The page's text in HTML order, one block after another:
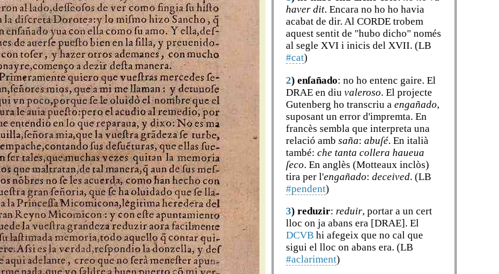
haver dit. Encara no ho ho havia
acabat de dir. Al CORDE trobem
aquest sentit de "hubo dicho" només
al segle XVI i inicis del XVII. (LB
#cat)
2) enſañado: no ho entenc gaire. El
DRAE en diuvaleroso. El projecte
Gutenberg ho transcriu aengañado,
suposant un error d'impremta. En
francès sembla que interpreta una
relació ambsaña:abuſé. En italià
també:che tanta collera haueua
ſeco. En anglès (Motteaux inclòs)
tira per l'engañado:deceived. (LB
#pendent)
3) reduzir:reduir, portar a un cert
lloc on ja abans era [DRAE]. El
DCVB hi afegeix que no cal que
sigui el lloc on abans era. (LB
#aclariment)